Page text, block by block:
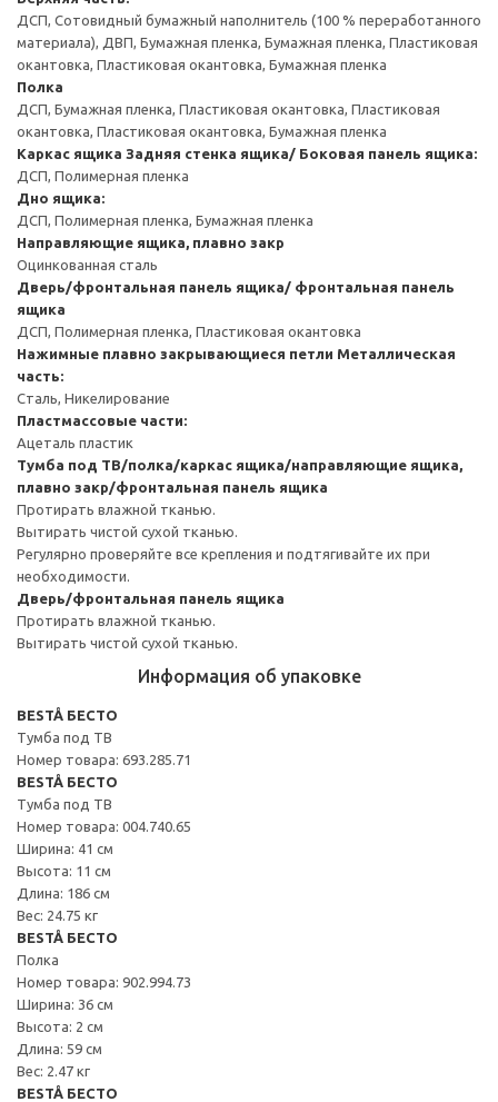
ДСП, Сотовидный бумажный наполнитель (100 % переработанного
материала), ДВП, Бумажная пленка, Бумажная пленка, Пластиковая
окантовка, Пластиковая окантовка, Бумажная пленка
Полка
ДСП, Бумажная пленка, Пластиковая окантовка, Пластиковая
окантовка, Пластиковая окантовка, Бумажная пленка
Каркас ящика Задняя стенка ящика/ Боковая панель ящика:
ДСП, Полимерная пленка
Дно ящика:
ДСП, Полимерная пленка, Бумажная пленка
Направляющие ящика, плавно закр
Оцинкованная сталь
Дверь/фронтальная панель ящика/ фронтальная панель
ящика
ДСП, Полимерная пленка, Пластиковая окантовка
Нажимные плавно закрывающиеся петли Металлическая
часть:
Сталь, Никелирование
Пластмассовые части:
Ацеталь пластик
Тумба под ТВ/полка/каркас ящика/направляющие ящика,
плавно закр/фронтальная панель ящика
Протирать влажной тканью.
Вытирать чистой сухой тканью.
Регулярно проверяйте все крепления и подтягивайте их при
необходимости.
Дверь/фронтальная панель ящика
Протирать влажной тканью.
Вытирать чистой сухой тканью.
Информация об упаковке
BESTÅ БЕСТО
Тумба под ТВ
Номер товара: 693.285.71
BESTÅ БЕСТО
Тумба под ТВ
Номер товара: 004.740.65
Ширина: 41 см
Высота: 11 см
Длина: 186 см
Вес: 24.75 кг
BESTÅ БЕСТО
Полка
Номер товара: 902.994.73
Ширина: 36 см
Высота: 2 см
Длина: 59 см
Вес: 2.47 кг
BESTÅ БЕСТО